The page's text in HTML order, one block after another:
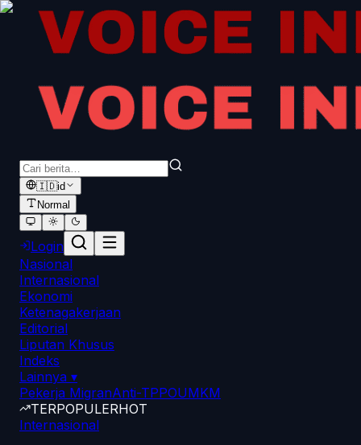
🇮🇩id
Normal
Login
Nasional
Internasional
Ekonomi
Ketenagakerjaan
Editorial
Liputan Khusus
Indeks
Lainnya ▾
Pekerja MigranAnti-TPPOUMKM
TERPOPULERHOT
Internasional